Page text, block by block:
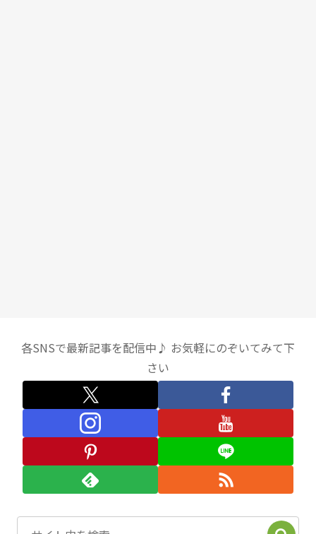
各SNSで最新記事を配信中♪ お気軽にのぞいてみて下
さい